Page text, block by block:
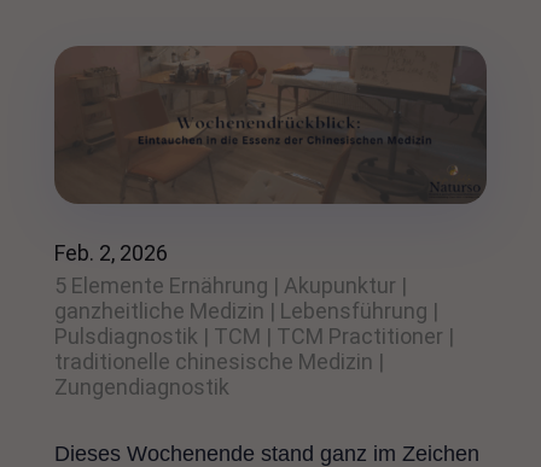
Feb. 2, 2026
5 Elemente Ernährung | Akupunktur |
ganzheitliche Medizin | Lebensführung |
Pulsdiagnostik | TCM | TCM Practitioner |
traditionelle chinesische Medizin |
Zungendiagnostik
Dieses Wochenende stand ganz im Zeichen